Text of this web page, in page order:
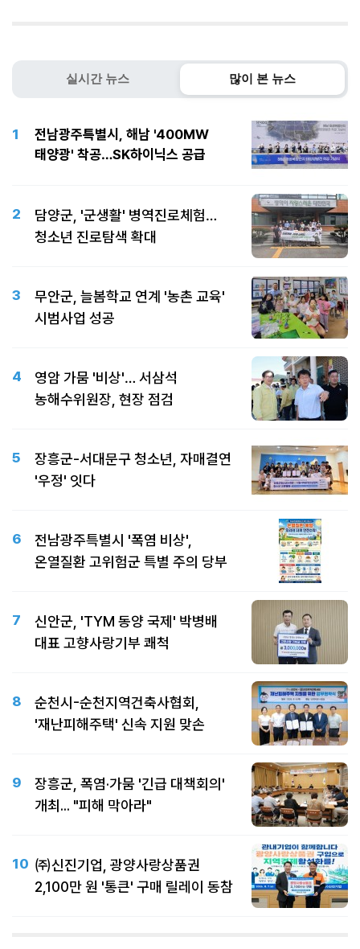
실시간 뉴스 많이 본 뉴스
1
전남광주특별시, 해남 '400MW
태양광' 착공…SK하이닉스 공급
2
담양군, '군생활' 병역진로체험…
청소년 진로탐색 확대
3
무안군, 늘봄학교 연계 '농촌 교육'
시범사업 성공
4
영암 가뭄 '비상'… 서삼석
농해수위원장, 현장 점검
5
장흥군-서대문구 청소년, 자매결연
'우정' 잇다
6
전남광주특별시 '폭염 비상',
온열질환 고위험군 특별 주의 당부
7
신안군, 'TYM 동양 국제' 박병배
대표 고향사랑기부 쾌척
8
순천시-순천지역건축사협회,
'재난피해주택' 신속 지원 맞손
9
장흥군, 폭염·가뭄 '긴급 대책회의'
개최... "피해 막아라"
10 ㈜신진기업, 광양사랑상품권
2,100만 원 '통큰' 구매 릴레이 동참